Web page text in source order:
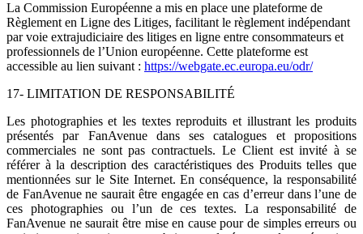
La Commission Européenne a mis en place une plateforme de
Règlement en Ligne des Litiges, facilitant le règlement indépendant
par voie extrajudiciaire des litiges en ligne entre consommateurs et
professionnels de l’Union européenne. Cette plateforme est
accessible au lien suivant : https://webgate.ec.europa.eu/odr/
17- LIMITATION DE RESPONSABILITÉ
Les photographies et les textes reproduits et illustrant les produits
présentés par FanAvenue dans ses catalogues et propositions
commerciales ne sont pas contractuels. Le Client est invité à se
référer à la description des caractéristiques des Produits telles que
mentionnées sur le Site Internet. En conséquence, la responsabilité
de FanAvenue ne saurait être engagée en cas d’erreur dans l’une de
ces photographies ou l’un de ces textes. La responsabilité de
FanAvenue ne saurait être mise en cause pour de simples erreurs ou